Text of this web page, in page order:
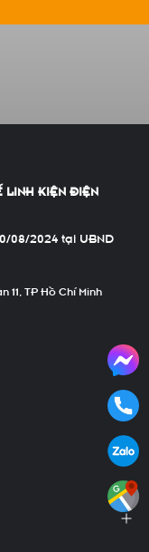
LINH KIỆN ĐIỆN
08/2024 tại UBND
TP Hồ Chí Minh